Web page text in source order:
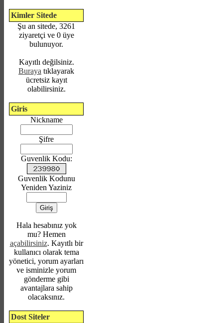
Kimler Sitede
Şu an sitede, 3261
ziyaretçi ve 0 üye
bulunuyor.
Kayıtlı değilsiniz.
Buraya tıklayarak
ücretsiz kayıt
olabilirsiniz.
Giris
Nickname
Şifre
Guvenlik Kodu:
Guvenlik Kodunu
Yeniden Yaziniz
Hala hesabınız yok
mu? Hemen
açabilirsiniz. Kayıtlı bir
kullanıcı olarak tema
yönetici, yorum ayarları
ve isminizle yorum
gönderme gibi
avantajlara sahip
olacaksınız.
Dost Siteler